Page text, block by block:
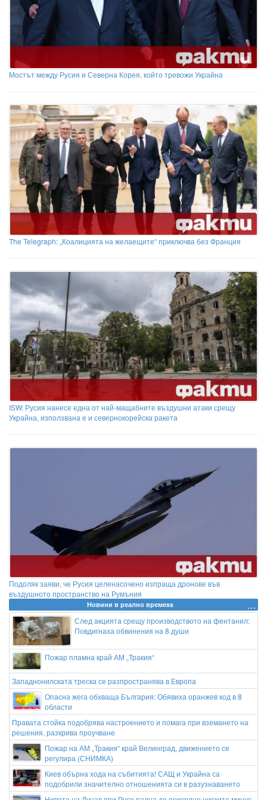
Мостът между Русия и Северна Корея, който тревожи Украйна
The Telegraph: „Коалицията на желаещите“ приключва без Франция
ISW: Русия нанесе една от най-мащабните въздушни атаки срещу
Украйна, използвана е и севернокорейска ракета
Подоляк заяви, че Русия целенасочено изпраща дронове във
въздушното пространство на Румъния
Новини в реално времеss
След акцията срещу производството на фентанил:
Повдигнаха обвинения на 8 души
Пожар пламна край АМ „Тракия“
Западнонилската треска се разпространява в Европа
Опасна жега обхваща България: Обявиха оранжев код в 8
области
Правата стойка подобрява настроението и помага при вземането на
решения, разкрива проучване
Пожар на АМ „Тракия“ край Велинград, движението се
регулира (СНИМКА)
Киев обърна хода на събитията! САЩ и Украйна са
подобрили значително отношенията си в разузнаването